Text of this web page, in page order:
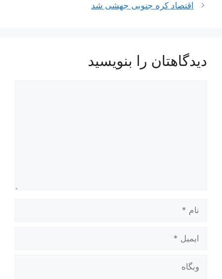
اقتصاد کره جنوبی جهشی شد
دیدگاهتان را بنویسید
ایمیل
وبگاه